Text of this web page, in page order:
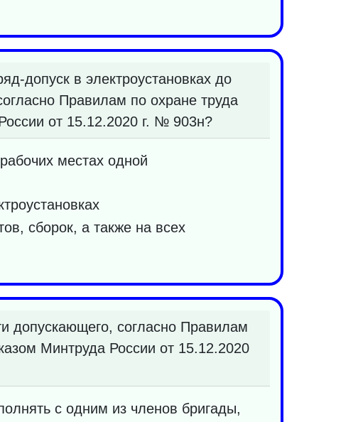
допуск в электроустановках до
Правилам по охране труда
от 15.12.2020 г. № 903н?
местах одной
сборок, а также на всех
допускающего, согласно Правилам
Минтруда России от 15.12.2020
с одним из членов бригады,